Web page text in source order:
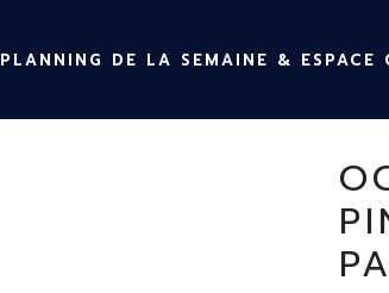
PLANNING DE LA SEMAINE & ESPACE